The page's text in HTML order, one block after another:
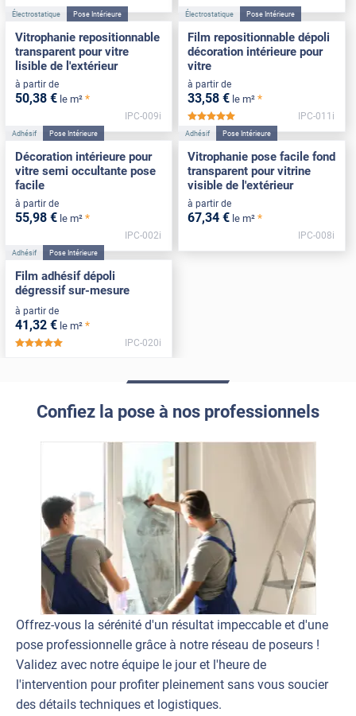
Électrostatique Pose Intérieure
Vitrophanie repositionnable
transparent pour vitre
lisible de l'extérieur
à partir de
50,38 € le m² *
IPC-009i
Électrostatique Pose Intérieure
Film repositionnable dépoli
décoration intérieure pour
vitre
à partir de
33,58 € le m² *
IPC-011i
Adhésif Pose Intérieure
Décoration intérieure pour
vitre semi occultante pose
facile
à partir de
55,98 € le m² *
IPC-002i
Adhésif Pose Intérieure
Vitrophanie pose facile fond
transparent pour vitrine
visible de l'extérieur
à partir de
67,34 € le m² *
IPC-008i
Adhésif Pose Intérieure
Film adhésif dépoli
dégressif sur-mesure
à partir de
41,32 € le m² *
*****
IPC-020i
Confiez la pose à nos professionnels
Offrez-vous la sérénité d'un résultat impeccable et d'une
pose professionnelle grâce à notre réseau de poseurs !
Validez avec notre équipe le jour et l'heure de
l'intervention pour profiter pleinement sans vous soucier
des détails techniques et logistiques.